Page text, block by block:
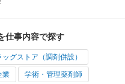
仕事内容で探す
ッグストア（調剤併設）
業 学術・管理薬剤師